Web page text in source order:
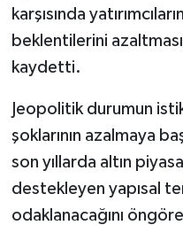
karşısında
beklentilerini
kaydetti.
Jeopolitik durumun
şoklarının azalmaya
son yıllarda altın
destekleyen yapısal
odaklanacağını